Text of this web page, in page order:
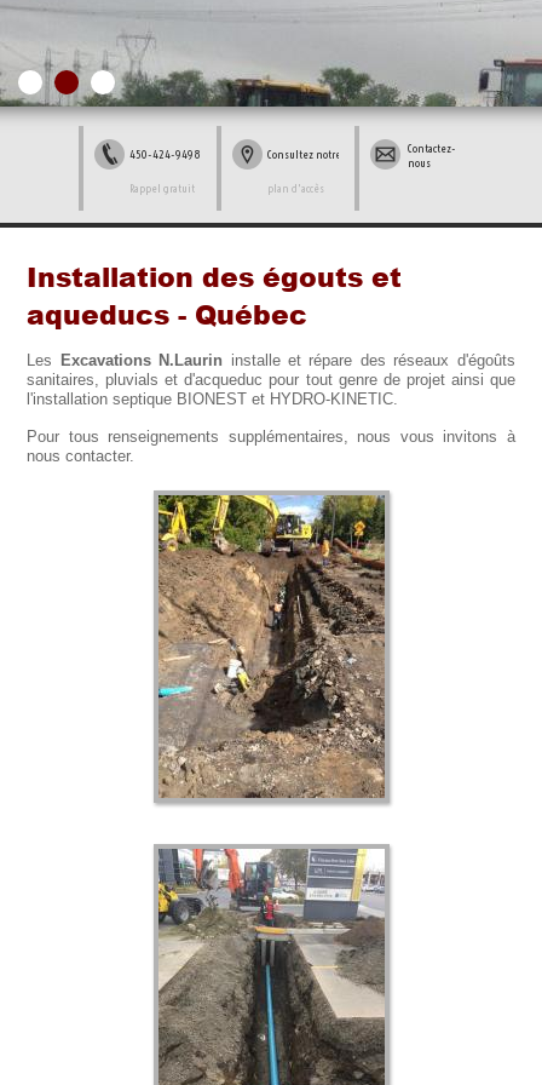
450-424-9498
Rappel gratuit
Consultez notre
plan d'accès
Contactez-
nous
Installation des égouts et
aqueducs - Québec
Les Excavations N.Laurin installe et répare des réseaux d'égoûts
sanitaires, pluvials et d'acqueduc pour tout genre de projet ainsi que
l'installation septique BIONEST et HYDRO-KINETIC.
Pour tous renseignements supplémentaires, nous vous invitons à
nous contacter.